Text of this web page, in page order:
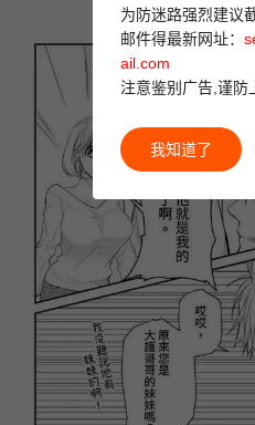
为防迷路强烈建议
邮件得最新网址：
ail.com
注意鉴别广告,谨防
我知道了